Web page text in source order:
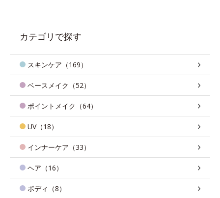
カテゴリで探す
スキンケア（169）
ベースメイク（52）
ポイントメイク（64）
UV（18）
インナーケア（33）
ヘア（16）
ボディ（8）